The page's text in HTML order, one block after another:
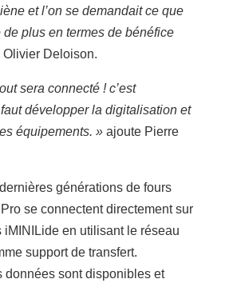
et l’on se demandait ce que
de plus en termes de bénéfice
Deloison.
sera connecté ! c’est
développer la digitalisation et
équipements. »ajoute Pierre
générations de fours
se connectent directement sur
iMINILide en utilisant le réseau
support de transfert.
données sont disponibles et